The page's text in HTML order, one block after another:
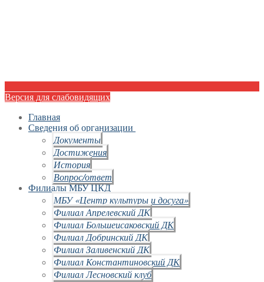
Версия для слабовидящих
Главная
Сведения об организации
Документы
Достижения
История
Вопрос/ответ
Филиалы МБУ ЦКД
МБУ «Центр культуры и досуга»
Филиал Апрелевский ДК
Филиал Большеисаковский ДК
Филиал Добринский ДК
Филиал Заливенский ДК
Филиал Константиновский ДК
Филиал Лесновский клуб